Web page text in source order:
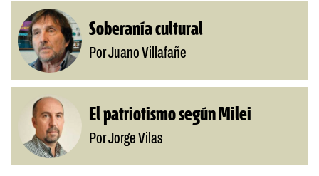
Soberanía cultural
Por Juano Villafañe
El patriotismo según Milei
Por Jorge Vilas